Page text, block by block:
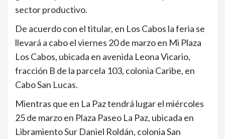
sector productivo.
De acuerdo con el titular, en Los Cabos la feria se
llevará a cabo el viernes 20 de marzo en Mi Plaza
Los Cabos, ubicada en avenida Leona Vicario,
fracción B de la parcela 103, colonia Caribe, en
Cabo San Lucas.
Mientras que en La Paz tendrá lugar el miércoles
25 de marzo en Plaza Paseo La Paz, ubicada en
Libramiento Sur Daniel Roldán, colonia San